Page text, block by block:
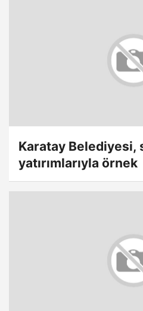
Karatay Belediyesi,
yatırımlarıyla örnek